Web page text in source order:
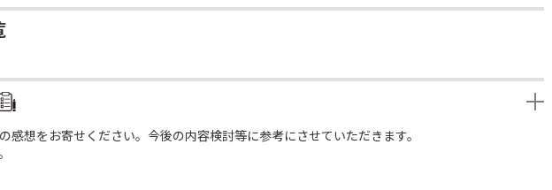
感想をお寄せください。今後の内容検討等に参考にさせていただきます。